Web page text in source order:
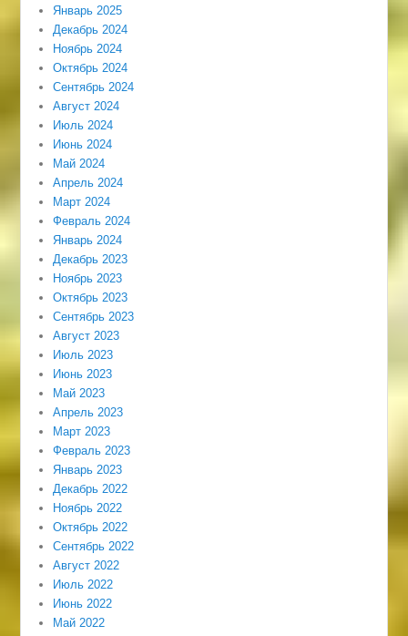
Январь 2025
Декабрь 2024
Ноябрь 2024
Октябрь 2024
Сентябрь 2024
Август 2024
Июль 2024
Июнь 2024
Май 2024
Апрель 2024
Март 2024
Февраль 2024
Январь 2024
Декабрь 2023
Ноябрь 2023
Октябрь 2023
Сентябрь 2023
Август 2023
Июль 2023
Июнь 2023
Май 2023
Апрель 2023
Март 2023
Февраль 2023
Январь 2023
Декабрь 2022
Ноябрь 2022
Октябрь 2022
Сентябрь 2022
Август 2022
Июль 2022
Июнь 2022
Май 2022